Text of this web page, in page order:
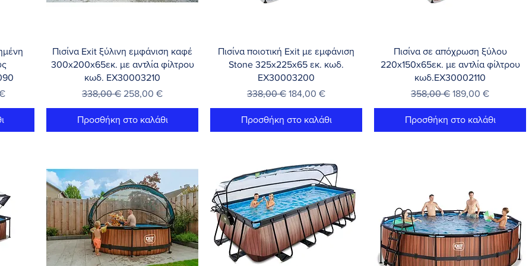
Γρήγορη προβολή
Πισίνα Exit ξύλινη εμφάνιση καφέ
300x200x65εκ. με αντλία φίλτρου
κωδ. EX30003210
Κανονική τιμή
338,00 € Τιμή Έκπτωσης
258,00 €
Προσθήκη στο καλάθι
Γρήγορη προβολή
Πισίνα ποιοτική Exit με εμφάνιση
Stone 325x225x65 εκ. κωδ.
EX30003200
Κανονική τιμή
338,00 € Τιμή Έκπτωσης
184,00 €
Προσθήκη στο καλάθι
Γρήγορη προβολή
Πισίνα σε απόχρωση ξύλου
220x150x65εκ. με αντλία φίλτρου
κωδ.EX30002110
Κανονική τιμή
358,00 € Τιμή Έκπτωσης
189,00 €
Προσθήκη στο καλάθι